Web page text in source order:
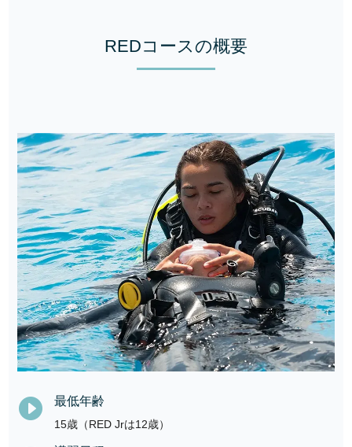
REDコースの概要
 最低年齢
15歳（RED Jrは12歳）